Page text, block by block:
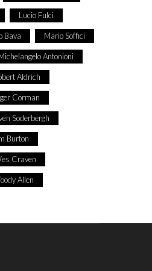
Lucio Fulci
Bava Mario Soffici
Antonioni
Aldrich
Corman
Soderbergh
Burton
Craven
Allen